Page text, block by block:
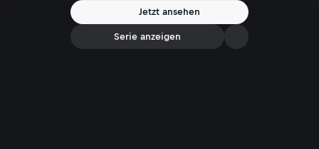
Jetzt ansehen
Serie anzeigen